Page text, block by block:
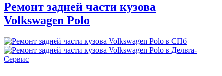
Ремонт задней части кузова
Volkswagen Polo